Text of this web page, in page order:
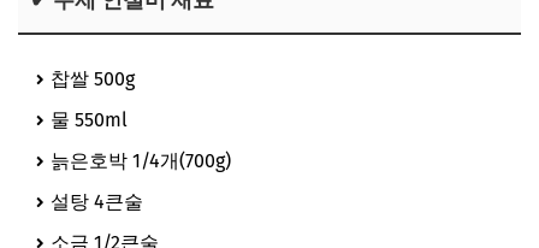
찹쌀 500g
물 550ml
늙은호박 1/4개(700g)
설탕 4큰술
소금 1/2큰술